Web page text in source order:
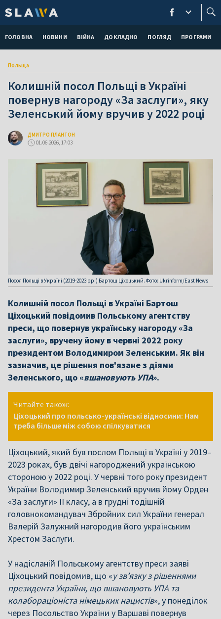
ГОЛОВНА НОВИНИ ВІЙНА ДОКЛАДНО ПОГЛЯД ПРОГРАМИ
Польща
Колишній посол Польщі в Україні
повернув нагороду «За заслуги», яку
Зеленський йому вручив у 2022 році
ДМИТРО ПЛАНТОН
01.06.2026, 17:03
Посол Польщі в Україні (2019-2023 рр.) Бартош Ціхоцький. Фото: Ukrinform/East News
Колишній посол Польщі в Україні Бартош
Ціхоцький повідомив Польському агентству
преси, що повернув українську нагороду «За
заслуги», вручену йому в червні 2022 року
президентом Володимиром Зеленським. Як він
зазначив, це рішення пов'язане з діями
Зеленського, що «вшановують УПА».
Читайте також:
Ціхоцький про польсько-українські відносини: Нам
треба більше між собою спілкуватися
Ціхоцький, який був послом Польщі в Україні у 2019–
2023 роках, був двічі нагороджений українською
стороною у 2022 році. У червні того року президент
України Володимир Зеленський вручив йому Орден
«За заслуги» II класу, а в грудні тодішній
головнокомандувач Збройних сил України генерал
Валерій Залужний нагородив його українським
Хрестом Заслуги.
У надісланій Польському агентству преси заяві
Ціхоцький повідомив, що «у зв’язку з рішеннями
президента України, що вшановують УПА та
колабораціоніста німецьких нацистів», у понеділок
через Посольство України у Варшаві повернув